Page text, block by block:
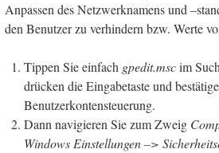
Anpassen des Netzwerknamens und
den Benutzer zu verhindern bzw. Werte
Tippen Sie einfach gpedit.mscim
drücken die Eingabetaste und
Benutzerkontensteuerung.
Dann navigieren Sie zum Zweig
Windows Einstellungen –>